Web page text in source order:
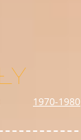
1970-1980